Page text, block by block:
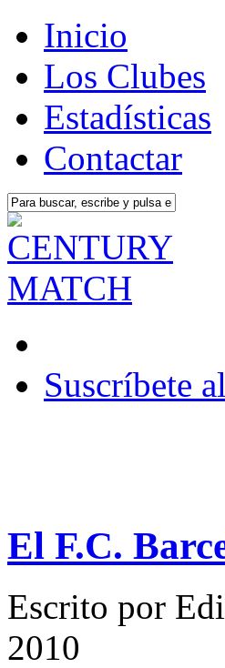
Inicio
Los Clubes
Estadísticas
Contactar
Suscríbete
El F.C.
Escrito por
2010